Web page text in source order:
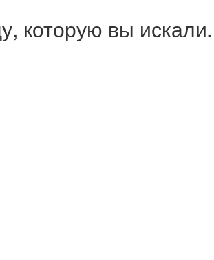
которую вы искали.